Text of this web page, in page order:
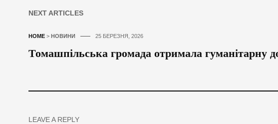
NEXT ARTICLES
HOME > НОВИНИ 25 БЕРЕЗНЯ, 2026
Томашпільська громада отримала гуманітарну
LEAVE A REPLY